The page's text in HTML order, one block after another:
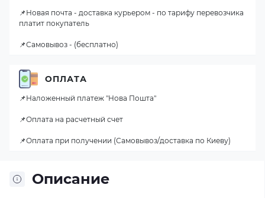
Описание
📌Новая почта - доставка курьером - по тарифу перевозчика
платит покупатель
📌Самовывоз - (бесплатно)
ОПЛАТА
📌Наложенный платеж "Нова Пошта"
📌Оплата на расчетный счет
📌Оплата при получении (Самовывоз/доставка по Киеву)